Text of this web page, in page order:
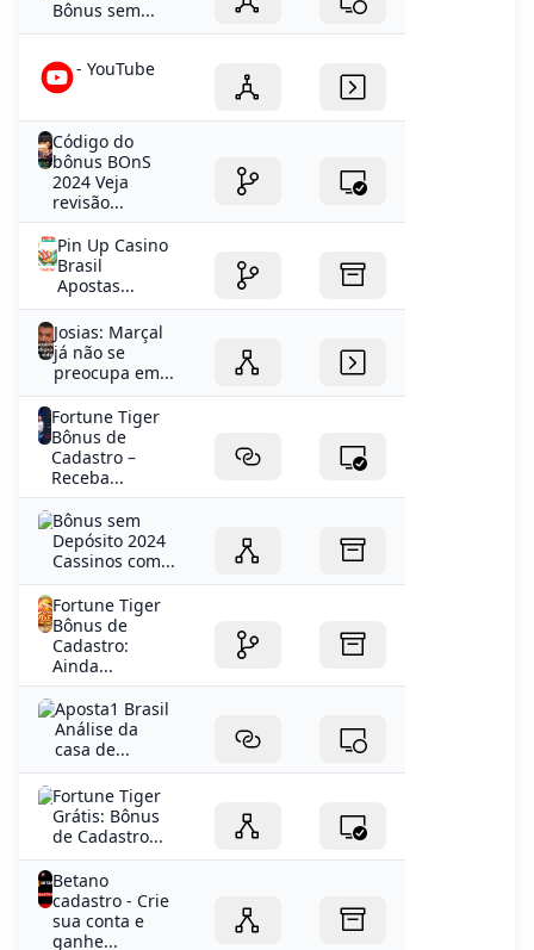
Bônus sem...
- YouTube
Código do
bônus BOnS
2024 Veja
revisão...
Pin Up Casino
Brasil
Apostas...
Josias: Marçal
já não se
preocupa em...
Fortune Tiger
Bônus de
Cadastro –
Receba...
Bônus sem
Depósito 2024
Cassinos com...
Fortune Tiger
Bônus de
Cadastro:
Ainda...
Aposta1 Brasil
Análise da
casa de...
Fortune Tiger
Grátis: Bônus
de Cadastro...
Betano
cadastro - Crie
sua conta e
ganhe...